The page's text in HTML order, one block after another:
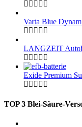
Varta Blue
LANGZEIT
Exide Premium
TOP 3 Blei-Säure-